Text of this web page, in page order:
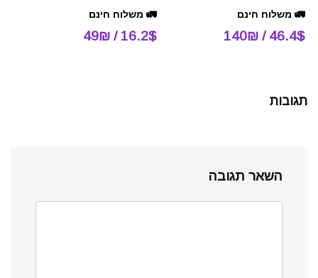
🚛 משלוח חינם
46.4$ / 140₪
🚛 משלוח חינם
16.2$ / 49₪
תגובות
השאר תגובה